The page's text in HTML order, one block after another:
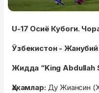
U-17 Осиё Кубоги.
Ўзбекистон -
Жидда “King Abdullah
Ҳакамлар: Ду Жиансин